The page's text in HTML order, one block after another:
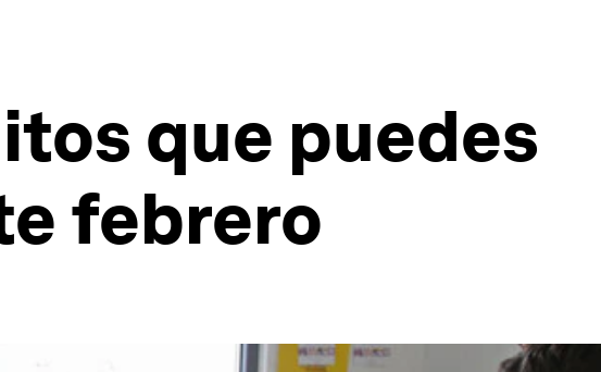
que puedes
febrero